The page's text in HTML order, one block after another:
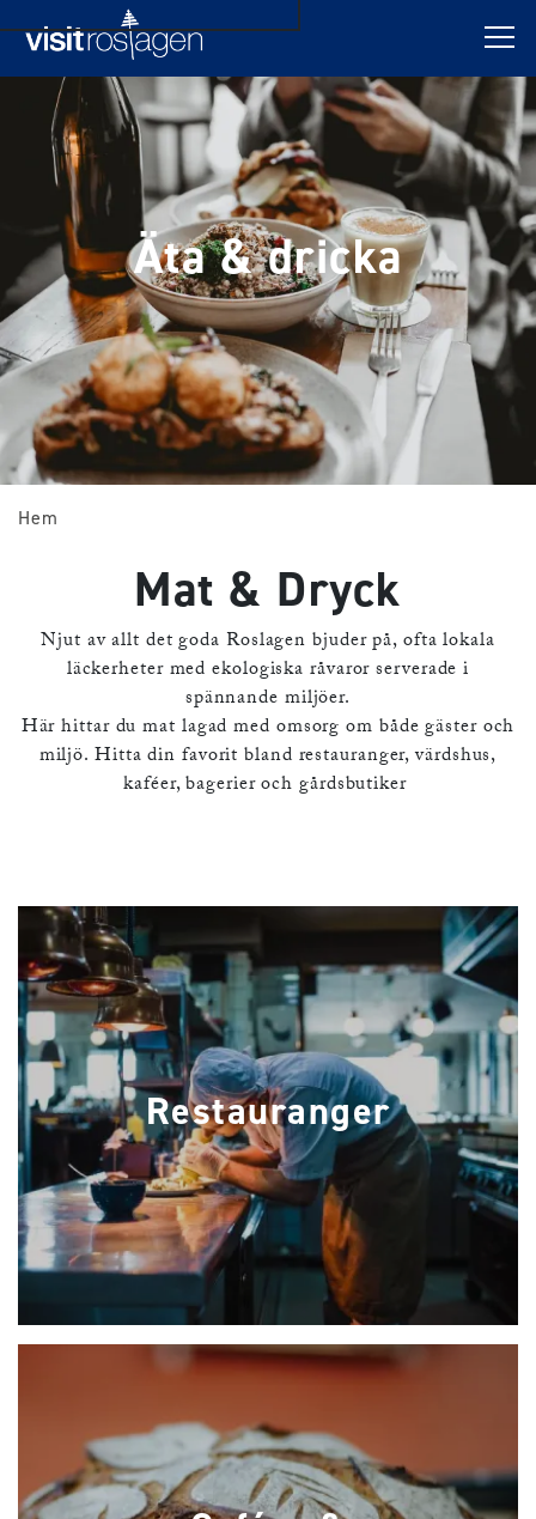
Äta & dricka
Hem
Mat & Dryck
Njut av allt det goda Roslagen bjuder på, ofta lokala
läckerheter med ekologiska råvaror serverade i
spännande miljöer.
Här hittar du mat lagad med omsorg om både gäster och
miljö. Hitta din favorit bland restauranger, värdshus,
kaféer, bagerier och gårdsbutiker
Restauranger